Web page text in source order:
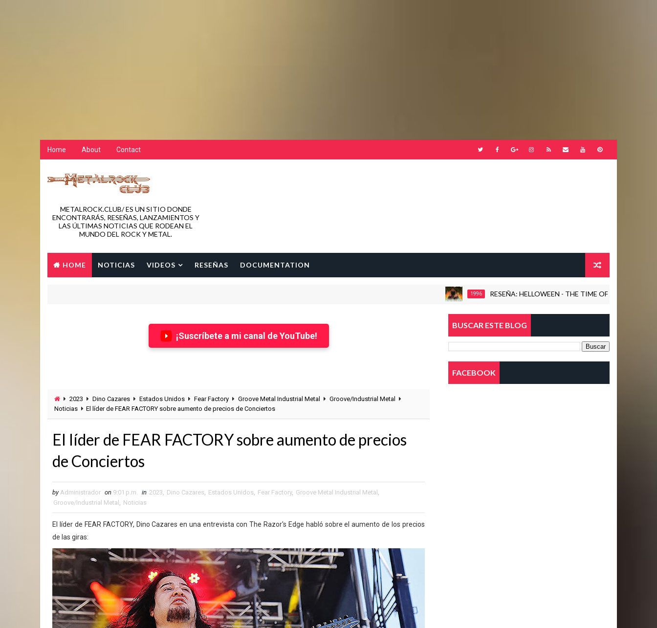
Home About Contact
METALROCK.CLUB/ ES UN SITIO DONDE
ENCONTRARÁS, RESEÑAS, LANZAMIENTOS Y
LAS ÚLTIMAS NOTICIAS QUE RODEAN EL
MUNDO DEL ROCK Y METAL.
HOME NOTICIAS VIDEOS RESEÑAS DOCUMENTATION
1996 RESEÑA: HELLOWEEN - THE TIME OF THE OATH (1996)
¡Suscríbete a mi canal de YouTube!
2023 Dino Cazares Estados Unidos Fear Factory Groove Metal Industrial Metal
Groove/Industrial Metal
Noticias
El líder de FEAR FACTORY sobre aumento de precios de Conciertos
El líder de FEAR FACTORY sobre aumento de precios
de Conciertos
by Administrador on 9:01 p.m. in 2023, Dino Cazares, Estados Unidos, Fear Factory, Groove Metal Industrial Metal ,
Groove/Industrial Metal , Noticias
El líder de FEAR FACTORY, Dino Cazares en una entrevista con The Razor's Edge habló sobre el aumento de los precios
de las giras:
BUSCAR ESTE BLOG
FACEBOOK